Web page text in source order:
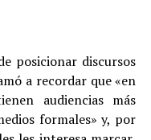
posicionar discursos
a recordar que «en
audiencias más
formales» y, por